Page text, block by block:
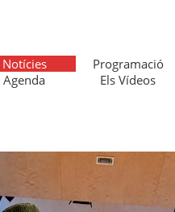
Notícies
Programació
Agenda
Els Vídeos